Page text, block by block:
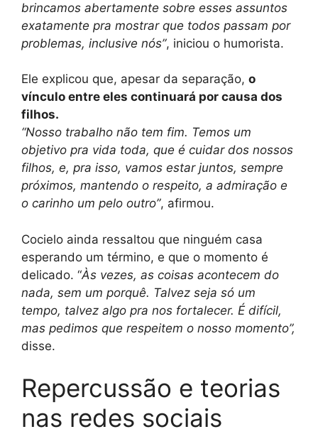
brincamos abertamente sobre esses assuntos
exatamente pra mostrar que todos passam por
problemas, inclusive nós”, iniciou o humorista.
Ele explicou que, apesar da separação, o
vínculo entre eles continuará por causa dos
filhos.
“Nosso trabalho não tem fim. Temos um
objetivo pra vida toda, que é cuidar dos nossos
filhos, e, pra isso, vamos estar juntos, sempre
próximos, mantendo o respeito, a admiração e
o carinho um pelo outro”, afirmou.
Cocielo ainda ressaltou que ninguém casa
esperando um término, e que o momento é
delicado. “Às vezes, as coisas acontecem do
nada, sem um porquê. Talvez seja só um
tempo, talvez algo pra nos fortalecer. É difícil,
mas pedimos que respeitem o nosso momento”,
disse.
Repercussão e teorias
nas redes sociais